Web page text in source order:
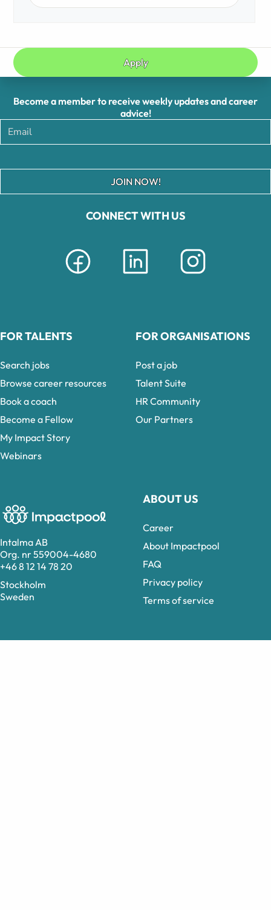
Apply
Intalma AB
Org. nr 559004-4680
+46 8 12 14 78 20
Stockholm
Sweden
CONNECT WITH US
ABOUT US
Career
About Impactpool
FAQ
Privacy policy
Terms of service
Become a member to receive weekly updates and career
advice!
JOIN NOW!
FOR TALENTS
Search jobs
Browse career resources
Book a coach
Become a Fellow
My Impact Story
Webinars
FOR ORGANISATIONS
Post a job
Talent Suite
HR Community
Our Partners